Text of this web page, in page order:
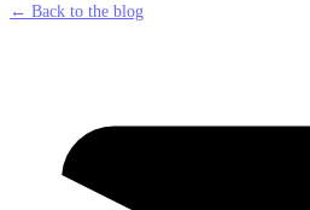
← Back to the blog